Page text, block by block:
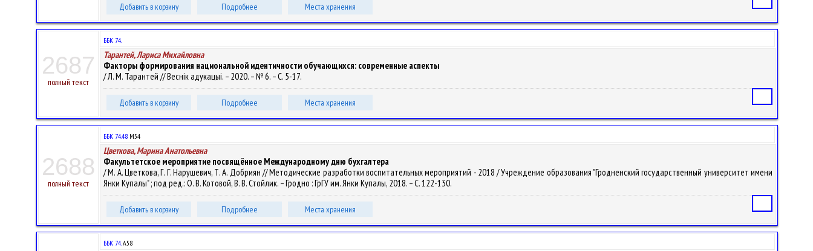
Добавить в корзину Подробнее Места хранения
2687
полный текст
ББК 74.
Тарантей, Лариса Михайловна
Факторы формирования национальной идентичности обучающихся: современные аспекты
/ Л. М. Тарантей // Веснік адукацыі. – 2020. – № 6. – С. 5-17.
Добавить в корзину Подробнее Места хранения
2688
полный текст
ББК 74.48 М54
Цветкова, Марина Анатольевна
Факультетское мероприятие посвящённое Международному дню бухгалтера
/ М. А. Цветкова, Г. Г. Нарушевич, Т. А. Добриян // Методические разработки воспитательных мероприятий - 2018 / Учреждение образования "Гродненский государственный университет имени
Янки Купалы" ; под ред.: О. В. Котовой, В. В. Стойлик. – Гродно : ГрГУ им. Янки Купалы, 2018. – С. 122-130.
Добавить в корзину Подробнее Места хранения
ББК 74.А58